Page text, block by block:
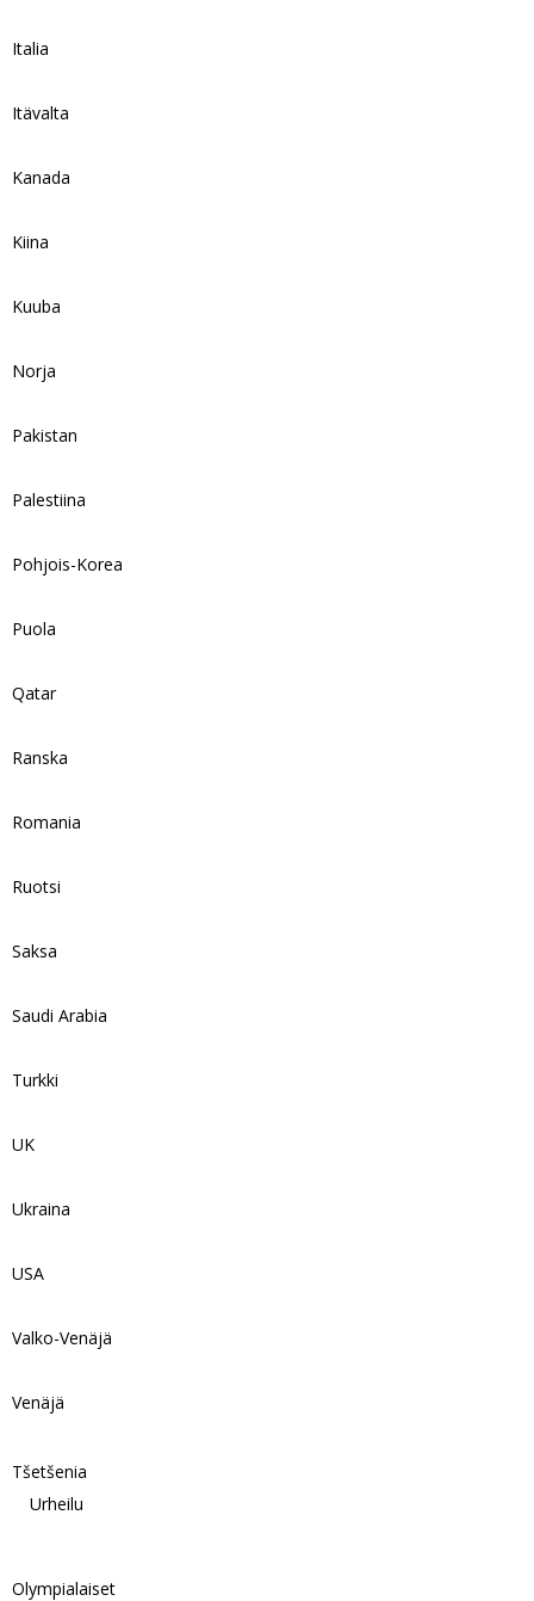
Italia
Itävalta
Kanada
Kiina
Kuuba
Norja
Pakistan
Palestiina
Pohjois-Korea
Puola
Qatar
Ranska
Romania
Ruotsi
Saksa
Saudi Arabia
Turkki
UK
Ukraina
USA
Valko-Venäjä
Venäjä
Tšetšenia
Urheilu
Olympialaiset